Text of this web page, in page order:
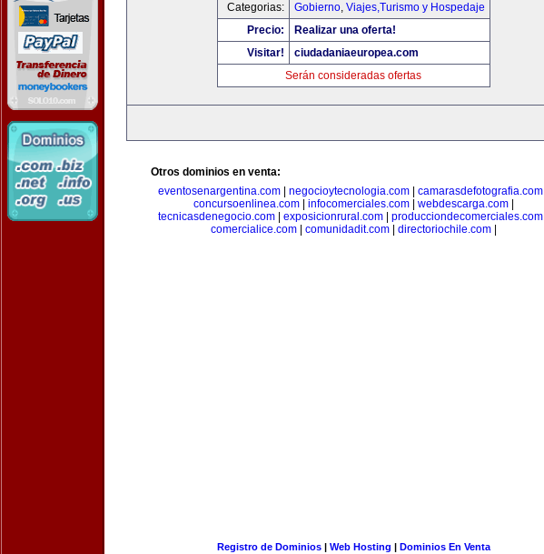
Categorias:
Gobierno, Viajes,Turismo y Hospedaje
Precio:
Realizar una oferta!
Visitar!
ciudadaniaeuropea.com
Serán consideradas ofertas
Otros dominios en venta:
eventosenargentina.com
negocioytecnologia.com camarasdefotografia.com
concursoenlinea.com| infocomerciales.com| webdescarga.com|
tecnicasdenegocio.com
exposicionrural.com producciondecomerciales.com
comercialice.com| comunidadit.com| directoriochile.com|
Registro de Dominios| Web Hosting | Dominios En Venta